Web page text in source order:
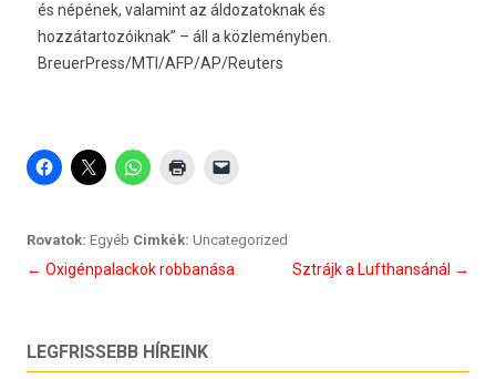
és népének, valamint az áldozatoknak és
hozzátartozóiknak” – áll a közleményben.
BreuerPress/MTI/AFP/AP/Reuters
Rovatok: Egyéb Cimkék: Uncategorized
Bejegyzés
← Oxigénpalackok robbanása Sztrájk a Lufthansánál →
LEGFRISSEBB HÍREINK